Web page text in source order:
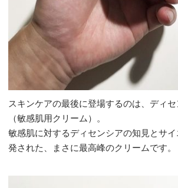
スキンケアの最後に登場するのは、ディ
（敏感肌用クリーム）。
敏感肌に対するディセンシアの知見とサ
発された、まさに最高峰のクリームです。